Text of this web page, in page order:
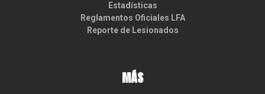
Estadísticas
Reglamentos Oficiales LFA
Reporte de Lesionados
MÁS